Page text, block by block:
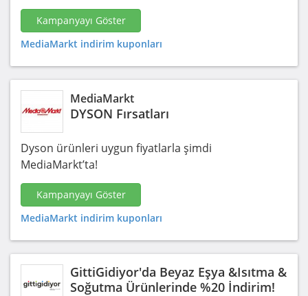
Kampanyayı Göster
MediaMarkt indirim kuponları
MediaMarkt
DYSON Fırsatları
Dyson ürünleri uygun fiyatlarla şimdi
MediaMarkt’ta!
Kampanyayı Göster
MediaMarkt indirim kuponları
GittiGidiyor'da Beyaz Eşya &Isıtma &
Soğutma Ürünlerinde %20 İndirim!